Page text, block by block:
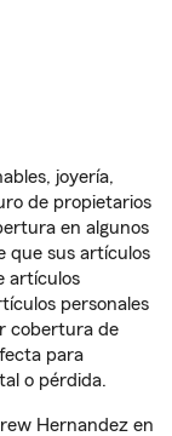
joyería,
de propietarios
en algunos
que sus artículos
artículos
personales
cobertura de
para
o pérdida.
Hernandez en